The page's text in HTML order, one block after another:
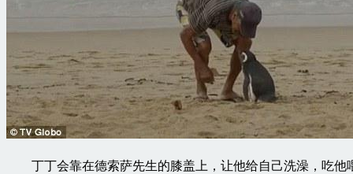
丁丁会靠在德索萨先生的膝盖上，让他给自己洗澡，吃他